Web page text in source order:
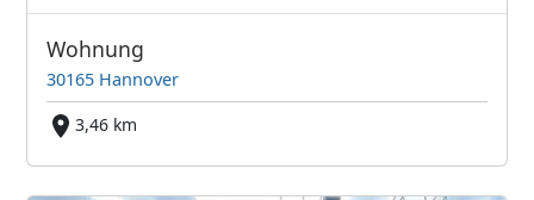
Wohnung
30165 Hannover
3,46 km